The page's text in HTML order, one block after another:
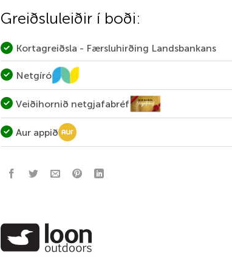
Greiðsluleiðir í boði:
Kortagreiðsla - Færsluhirðing Landsbankans
Netgíró
Veiðihornið netgjafabréf
Aur appið